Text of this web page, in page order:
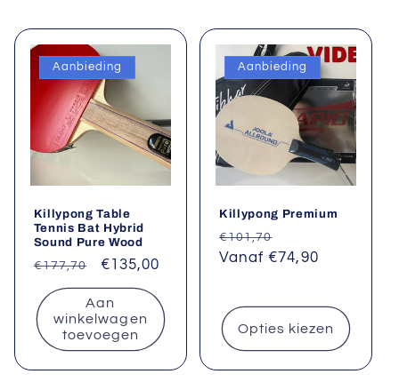
Aanbieding
Killypong Table
Tennis Bat Hybrid
Sound Pure Wood
Normale
prijs
€177,70 Aanbiedingsprijs
€135,00
Aan
winkelwagen
toevoegen
Aanbieding
Killypong Premium
Normale
prijs
€101,70
Vanaf €74,90
Opties kiezen